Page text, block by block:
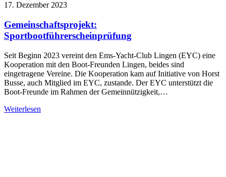
17. Dezember 2023
Gemeinschaftsprojekt:
Sportbootführerscheinprüfung
Seit Beginn 2023 vereint den Ems-Yacht-Club Lingen (EYC) eine
Kooperation mit den Boot-Freunden Lingen, beides sind
eingetragene Vereine. Die Kooperation kam auf Initiative von Horst
Busse, auch Mitglied im EYC, zustande. Der EYC unterstützt die
Boot-Freunde im Rahmen der Gemeinnützigkeit,…
Weiterlesen